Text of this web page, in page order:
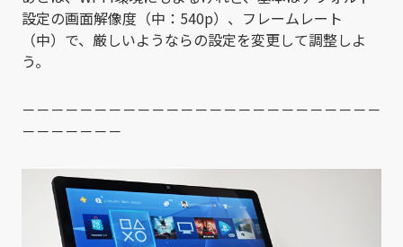
設定の画面解像度（中：540p）、フレームレート
（中）で、厳しいようならの設定を変更して調整しよ
う。
－－－－－－－－－－－－－－－－－－－－－－－－－
－－－－－－－